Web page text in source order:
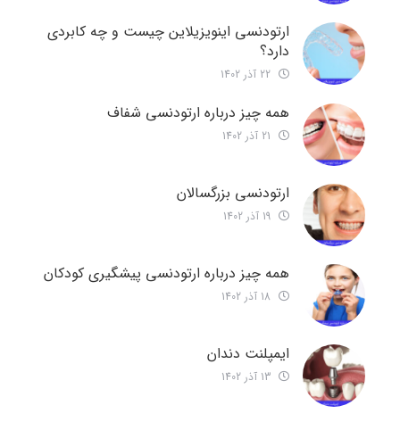
ارتودنسی اینویزیلاین چیست و چه کابردی
دارد؟
همه چیز درباره ارتودنسی شفاف
ارتودنسی بزرگسالان
همه چیز درباره ارتودنسی پیشگیری کودکان
ایمپلنت دندان